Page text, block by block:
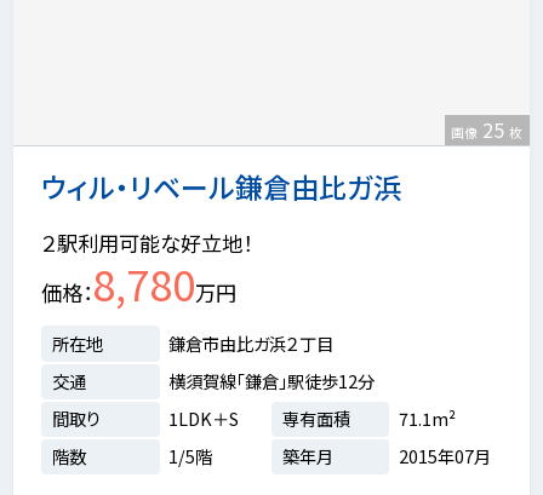
ウィル・リベール鎌倉由比ガ浜
画像 25 枚
２駅利用可能な好立地！
価格 8,780万円
所在地
鎌倉市由比ガ浜２丁目
交通
横須賀線「鎌倉」駅徒歩12分
間取り
1LDK＋S 専有面積
71.1m²
階数
1/5階 築年月 2015年07月